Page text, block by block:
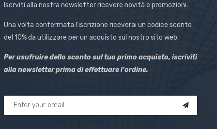
Iscrviti alla nostra newsletter ricevere novità e promozioni.
Una volta confermata l’iscrizione riceverai un codice sconto
del 10% da utilizzare per un acquisto sul nostro sito web.
Per usufruire dello sconto sul tuo primo acquisto, iscriviti
alla newsletter prima di effettuare l’ordine.